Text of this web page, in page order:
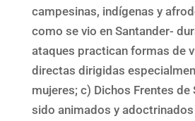
campesinas, indígenas y
como se vio en Santander-
ataques practican formas de
directas dirigidas
mujeres; c) Dichos Frentes de
sido animados y